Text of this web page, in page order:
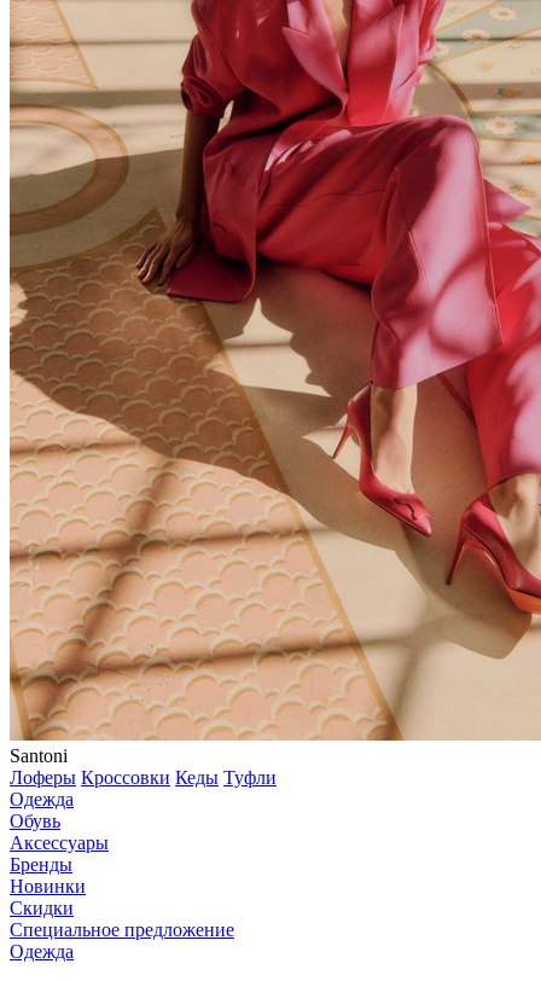
Santoni
Лоферы Кроссовки Кеды Туфли
Одежда
Обувь
Аксессуары
Бренды
Новинки
Скидки
Специальное предложение
Одежда